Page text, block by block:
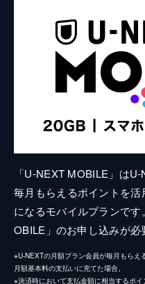
「U-NEXT MOBILE」は
毎月もらえるポイントを
になるモバイルプランで
OBILE」のお申し込みが必
※U-NEXTの月額プラン会員が毎月もら
月額基本料の支払いに充てた場合。
※決済時において支払金額に相当するポ